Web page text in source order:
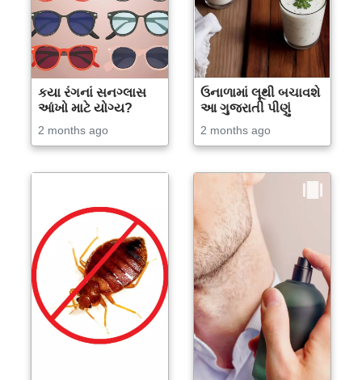
કયા રંગનાં સનગ્લાસ
આંખો માટે યોગ્ય?
2 months ago
ઉનાળામાં લૂથી બચાવશે
આ ગુજરાતી પીણું
2 months ago